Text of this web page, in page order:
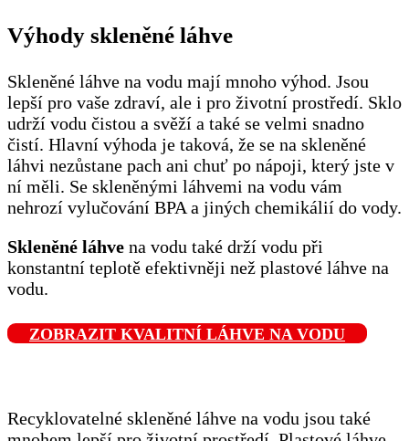
Výhody skleněné láhve
Skleněné láhve na vodu mají mnoho výhod. Jsou
lepší pro vaše zdraví, ale i pro životní prostředí. Sklo
udrží vodu čistou a svěží a také se velmi snadno
čistí. Hlavní výhoda je taková, že se na skleněné
láhvi nezůstane pach ani chuť po nápoji, který jste v
ní měli. Se skleněnými láhvemi na vodu vám
nehrozí vylučování BPA a jiných chemikálií do vody.
Skleněné láhve na vodu také drží vodu při
konstantní teplotě efektivněji než plastové láhve na
vodu.
ZOBRAZIT KVALITNÍ LÁHVE NA VODU
Recyklovatelné skleněné láhve na vodu jsou také